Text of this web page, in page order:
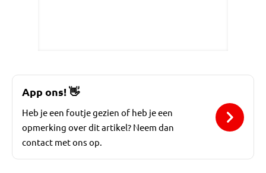
App ons!👋
Heb je een foutje gezien of heb je een
opmerking over dit artikel? Neem dan
contact met ons op.